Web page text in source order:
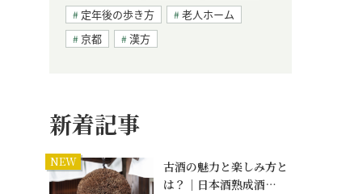
定年後の歩き方
老人ホーム
京都
漢方
新着記事
NEW
古酒の魅力と楽しみ方と
は？｜日本酒熟成酒…